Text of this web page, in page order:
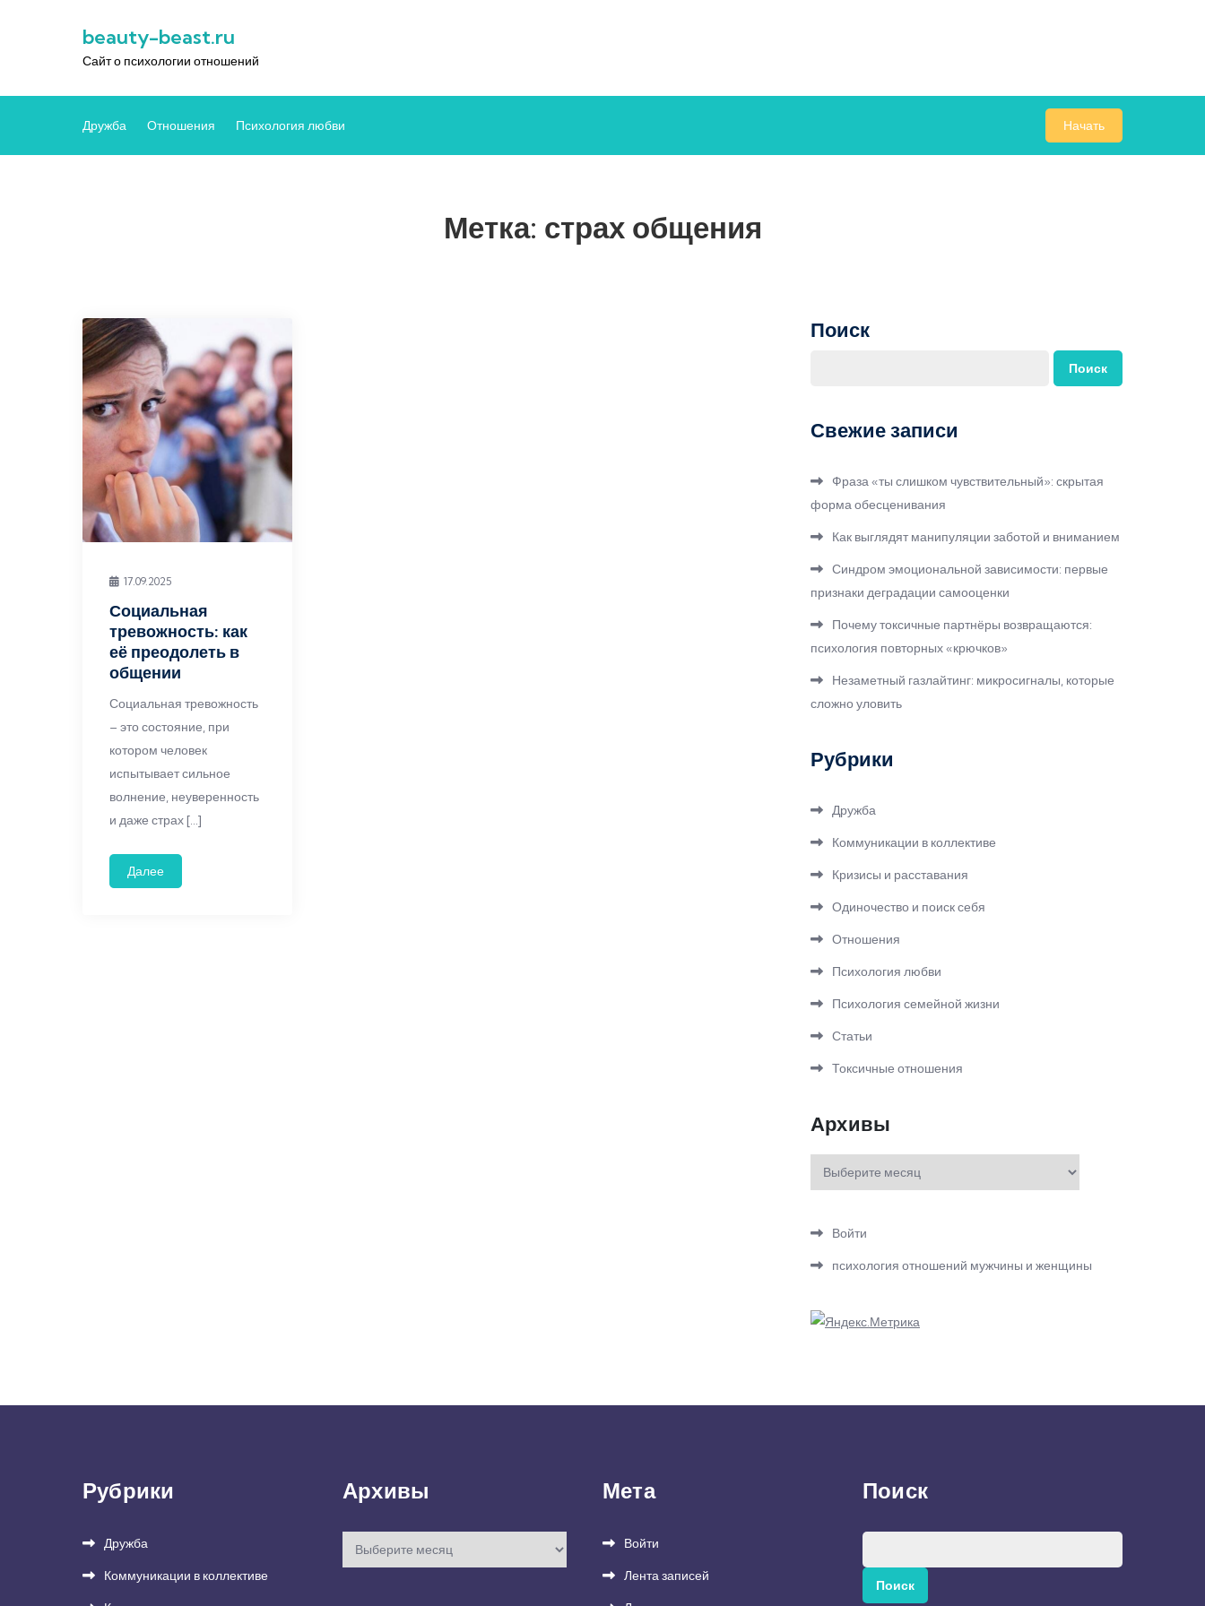
beauty-beast.ru
Сайт о психологии отношений
Дружба Отношения Психология любви Начать
Метка: страх общения
17.09.2025
Социальная
тревожность: как
её преодолеть в
общении
Социальная тревожность
– это состояние, при
котором человек
испытывает сильное
волнение, неуверенность
и даже страх […]
Далее
Поиск
Поиск
Свежие записи
Фраза «ты слишком чувствительный»: скрытая
форма обесценивания
Как выглядят манипуляции заботой и вниманием
Синдром эмоциональной зависимости: первые
признаки деградации самооценки
Почему токсичные партнёры возвращаются:
психология повторных «крючков»
Незаметный газлайтинг: микросигналы, которые
сложно уловить
Рубрики
Дружба
Коммуникации в коллективе
Кризисы и расставания
Одиночество и поиск себя
Отношения
Психология любви
Психология семейной жизни
Статьи
Токсичные отношения
Архивы
Архивы
Войти
психология отношений мужчины и женщины
Рубрики
Дружба
Коммуникации в коллективе
Архивы
Архивы
Мета
Войти
Лента записей
Поиск